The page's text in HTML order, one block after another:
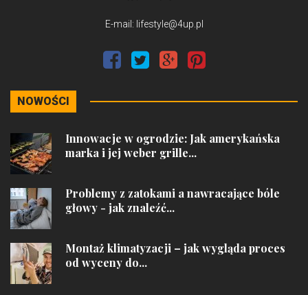
E-mail: lifestyle@4up.pl
NOWOŚCI
Innowacje w ogrodzie: Jak amerykańska
marka i jej weber grille...
Problemy z zatokami a nawracające bóle
głowy - jak znaleźć...
Montaż klimatyzacji – jak wygląda proces
od wyceny do...